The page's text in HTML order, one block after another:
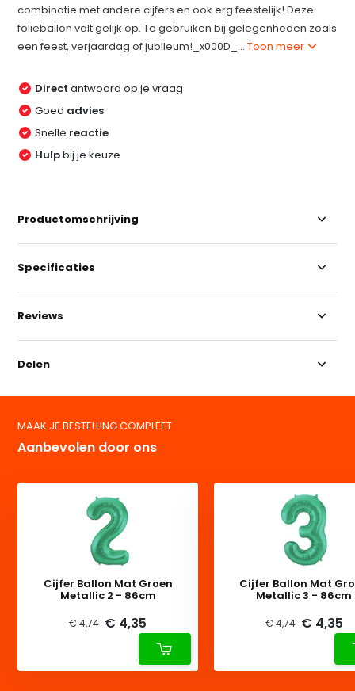
combinatie met andere cijfers en ook erg feestelijk! Deze
folieballon valt gelijk op. Te gebruiken bij gelegenheden zoals
een feest, verjaardag of jubileum!_x000D_...Toon meer
Direct antwoord op je vraag
Goed advies
Snelle reactie
Hulpbij je keuze
Productomschrijving
Specificaties
Reviews
Delen
MAAK JE BESTELLING COMPLEET
Aanbevolen door ons
Cijfer Ballon Mat Groen
Metallic 2 - 86cm
€ 4,74 € 4,35
Cijfer Ballon Mat
Metallic 3 - 86cm
€ 4,74 € 4,35